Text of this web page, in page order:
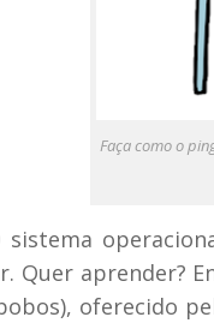
Faça como o
sistema
Quer aprender?
oferecido